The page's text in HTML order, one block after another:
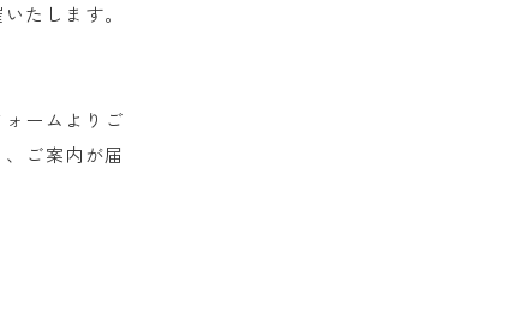
たします。
ームよりご
ご案内が届